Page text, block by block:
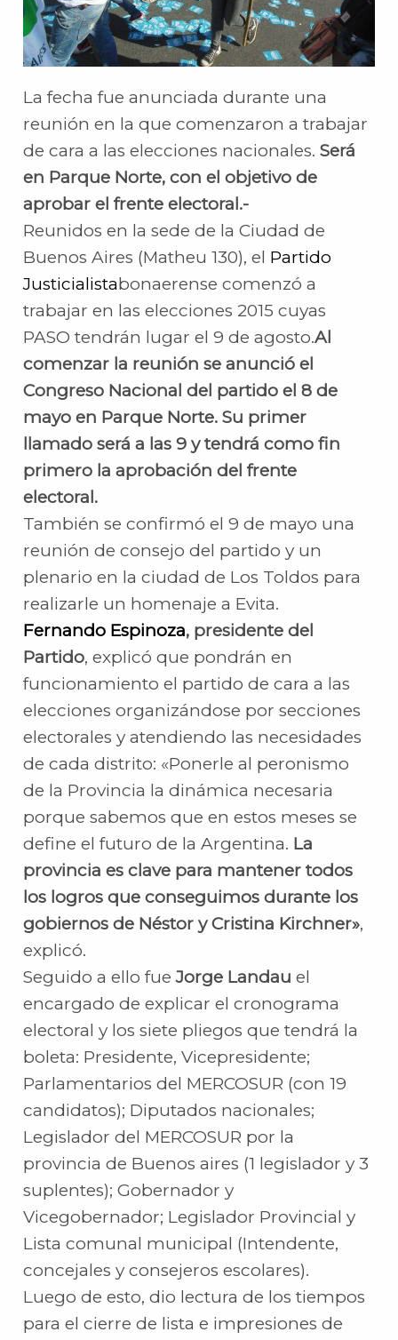
La fecha fue anunciada durante una
reunión en la que comenzaron a trabajar
de cara a las elecciones nacionales. Será
en Parque Norte, con el objetivo de
aprobar el frente electoral.-
Reunidos en la sede de la Ciudad de
Buenos Aires (Matheu 130), el Partido
Justicialistabonaerense comenzó a
trabajar en las elecciones 2015 cuyas
PASO tendrán lugar el 9 de agosto.Al
comenzar la reunión se anunció el
Congreso Nacional del partido el 8 de
mayo en Parque Norte. Su primer
llamado será a las 9 y tendrá como fin
primero la aprobación del frente
electoral.
También se confirmó el 9 de mayo una
reunión de consejo del partido y un
plenario en la ciudad de Los Toldos para
realizarle un homenaje a Evita.
Fernando Espinoza, presidente del
Partido, explicó que pondrán en
funcionamiento el partido de cara a las
elecciones organizándose por secciones
electorales y atendiendo las necesidades
de cada distrito: «Ponerle al peronismo
de la Provincia la dinámica necesaria
porque sabemos que en estos meses se
define el futuro de la Argentina. La
provincia es clave para mantener todos
los logros que conseguimos durante los
gobiernos de Néstor y Cristina Kirchner»,
explicó.
Seguido a ello fueJorge Landau el
encargado de explicar el cronograma
electoral y los siete pliegos que tendrá la
boleta: Presidente, Vicepresidente;
Parlamentarios del MERCOSUR (con 19
candidatos); Diputados nacionales;
Legislador del MERCOSUR por la
provincia de Buenos aires (1 legislador y 3
suplentes); Gobernador y
Vicegobernador; Legislador Provincial y
Lista comunal municipal (Intendente,
concejales y consejeros escolares).
Luego de esto, dio lectura de los tiempos
para el cierre de lista e impresiones de